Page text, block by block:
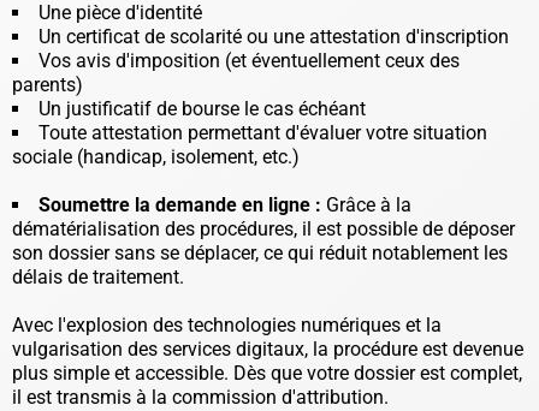
Une pièce d'identité
Un certificat de scolarité ou une attestation d'inscription
Vos avis d'imposition (et éventuellement ceux des
parents)
Un justificatif de bourse le cas échéant
Toute attestation permettant d'évaluer votre situation
sociale (handicap, isolement, etc.)
Soumettre la demande en ligne : Grâce à la
dématérialisation des procédures, il est possible de déposer
son dossier sans se déplacer, ce qui réduit notablement les
délais de traitement.
Avec l'explosion des technologies numériques et la
vulgarisation des services digitaux, la procédure est devenue
plus simple et accessible. Dès que votre dossier est complet,
il est transmis à la commission d'attribution.